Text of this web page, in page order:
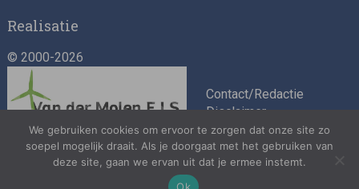
Realisatie
© 2000-2026
Contact/Redactie
Disclaimer
Algemene
voorwaarden
Privacybeleid
We gebruiken cookies om ervoor te zorgen dat onze site zo
soepel mogelijk draait. Als je doorgaat met het gebruiken van
deze site, gaan we ervan uit dat je ermee instemt.
Ok